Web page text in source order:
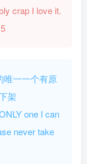
crap I love it.
唯一一个有原
架
one I can
never take